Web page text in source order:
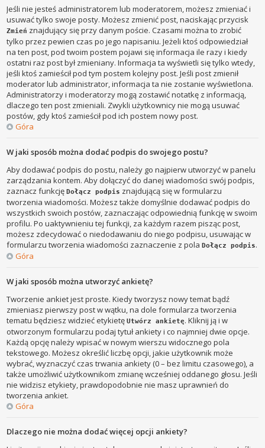
Jeśli nie jesteś administratorem lub moderatorem, możesz zmieniać i
usuwać tylko swoje posty. Możesz zmienić post, naciskając przycisk
Zmień znajdujący się przy danym poście. Czasami można to zrobić
tylko przez pewien czas po jego napisaniu. Jeżeli ktoś odpowiedział
na ten post, pod twoim postem pojawi się informacja ile razy i kiedy
ostatni raz post był zmieniany. Informacja ta wyświetli się tylko wtedy,
jeśli ktoś zamieścił pod tym postem kolejny post. Jeśli post zmienił
moderator lub administrator, informacja ta nie zostanie wyświetlona.
Administratorzy i moderatorzy mogą zostawić notatkę z informacją,
dlaczego ten post zmieniali. Zwykli użytkownicy nie mogą usuwać
postów, gdy ktoś zamieścił pod ich postem nowy post.
Góra
W jaki sposób można dodać podpis do swojego postu?
Aby dodawać podpis do postu, należy go najpierw utworzyć w panelu
zarządzania kontem. Aby dołączyć do danej wiadomości swój podpis,
zaznacz funkcjęDołącz podpis znajdującą się w formularzu
tworzenia wiadomości. Możesz także domyślnie dodawać podpis do
wszystkich swoich postów, zaznaczając odpowiednią funkcję w swoim
profilu. Po uaktywnieniu tej funkcji, za każdym razem pisząc post,
możesz zdecydować o niedodawaniu do niego podpisu, usuwając w
formularzu tworzenia wiadomości zaznaczenie z polaDołącz podpis.
Góra
W jaki sposób można utworzyć ankietę?
Tworzenie ankiet jest proste. Kiedy tworzysz nowy temat bądź
zmieniasz pierwszy post w wątku, na dole formularza tworzenia
tematu będziesz widzieć etykietęUtwórz ankietę. Kliknij ją i w
otworzonym formularzu podaj tytuł ankiety i co najmniej dwie opcje.
Każdą opcję należy wpisać w nowym wierszu widocznego pola
tekstowego. Możesz określić liczbę opcji, jakie użytkownik może
wybrać, wyznaczyć czas trwania ankiety (0 – bez limitu czasowego), a
także umożliwić użytkownikom zmianę wcześniej oddanego głosu. Jeśli
nie widzisz etykiety, prawdopodobnie nie masz uprawnień do
tworzenia ankiet.
Góra
Dlaczego nie można dodać więcej opcji ankiety?